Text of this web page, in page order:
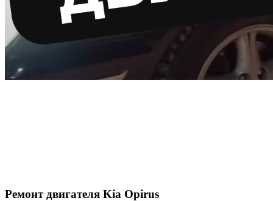
Ремонт двигателя Kia Opirus